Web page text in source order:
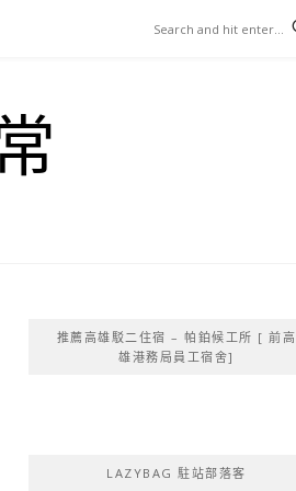
推薦高雄駁二住宿 – 帕鉑候工所 [ 前高
雄港務局員工宿舍]
LAZYBAG 駐站部落客